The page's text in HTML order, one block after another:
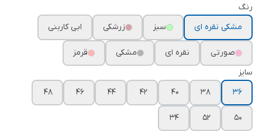
رنگ
مشکی نقره ای
سبز زرشکی ابی کاربنی
صورتی نقره ای مشکی
قرمز
سایز
۳۶
۳۸ ۴۰ ۴۲ ۴۴ ۴۶ ۴۸
۵۰ ۵۲ ۳۴